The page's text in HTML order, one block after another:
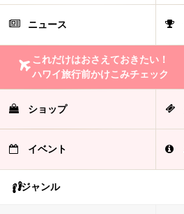
ニュース
これだけはおさえておきたい！
ハワイ旅行前かけこみチェック
ショップ
イベント
ジャンル